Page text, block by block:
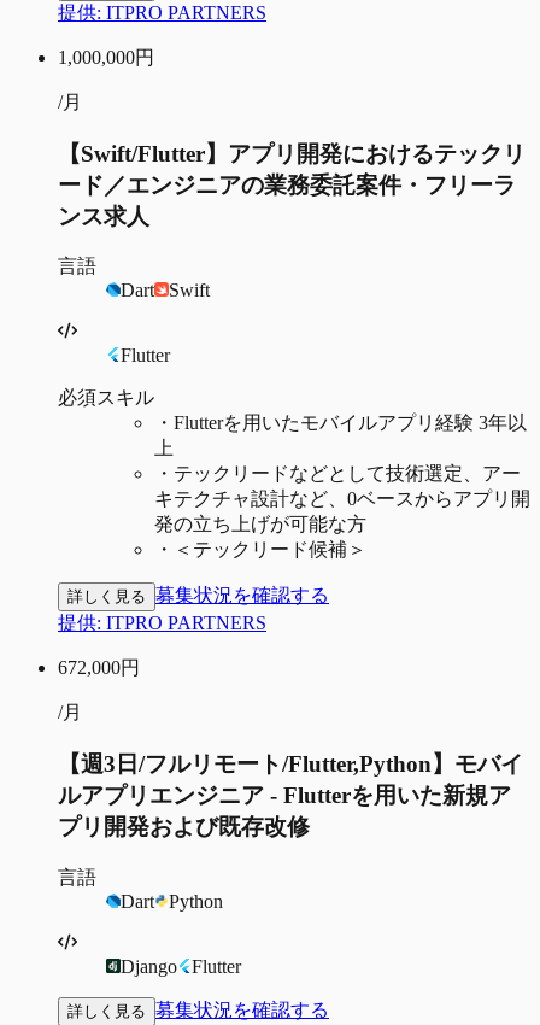
提供: ITPRO PARTNERS
1,000,000円
/月
【Swift/Flutter】アプリ開発におけるテックリ
ード／エンジニアの業務委託案件・フリーラ
ンス求人
言語
Dart
Swift
Flutter
必須スキル
・ Flutterを用いたモバイルアプリ経験 3年以
上
・ テックリードなどとして技術選定、アー
キテクチャ設計など、0ベースからアプリ開
発の立ち上げが可能な方
・ ＜テックリード候補＞
詳しく見る 募集状況を確認する
提供: ITPRO PARTNERS
672,000円
/月
【週3日/フルリモート/Flutter,Python】モバイ
ルアプリエンジニア - Flutterを用いた新規ア
プリ開発および既存改修
言語
Dart
Python
Django Flutter
詳しく見る 募集状況を確認する